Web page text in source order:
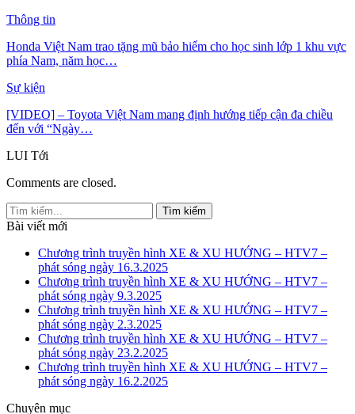
Thông tin
Honda Việt Nam trao tặng mũ bảo hiểm cho học sinh lớp 1 khu vực
phía Nam, năm học…
Sự kiện
[VIDEO] – Toyota Việt Nam mang định hướng tiếp cận đa chiều
đến với “Ngày…
LUI Tới
Comments are closed.
Bài viết mới
Chương trình truyền hình XE & XU HƯỚNG – HTV7 –
phát sóng ngày 16.3.2025
Chương trình truyền hình XE & XU HƯỚNG – HTV7 –
phát sóng ngày 9.3.2025
Chương trình truyền hình XE & XU HƯỚNG – HTV7 –
phát sóng ngày 2.3.2025
Chương trình truyền hình XE & XU HƯỚNG – HTV7 –
phát sóng ngày 23.2.2025
Chương trình truyền hình XE & XU HƯỚNG – HTV7 –
phát sóng ngày 16.2.2025
Chuyên mục